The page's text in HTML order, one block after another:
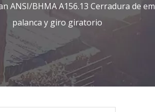
de empuje
ANSI/BHMA A156.13 Cerradura de
palanca y giro giratorio